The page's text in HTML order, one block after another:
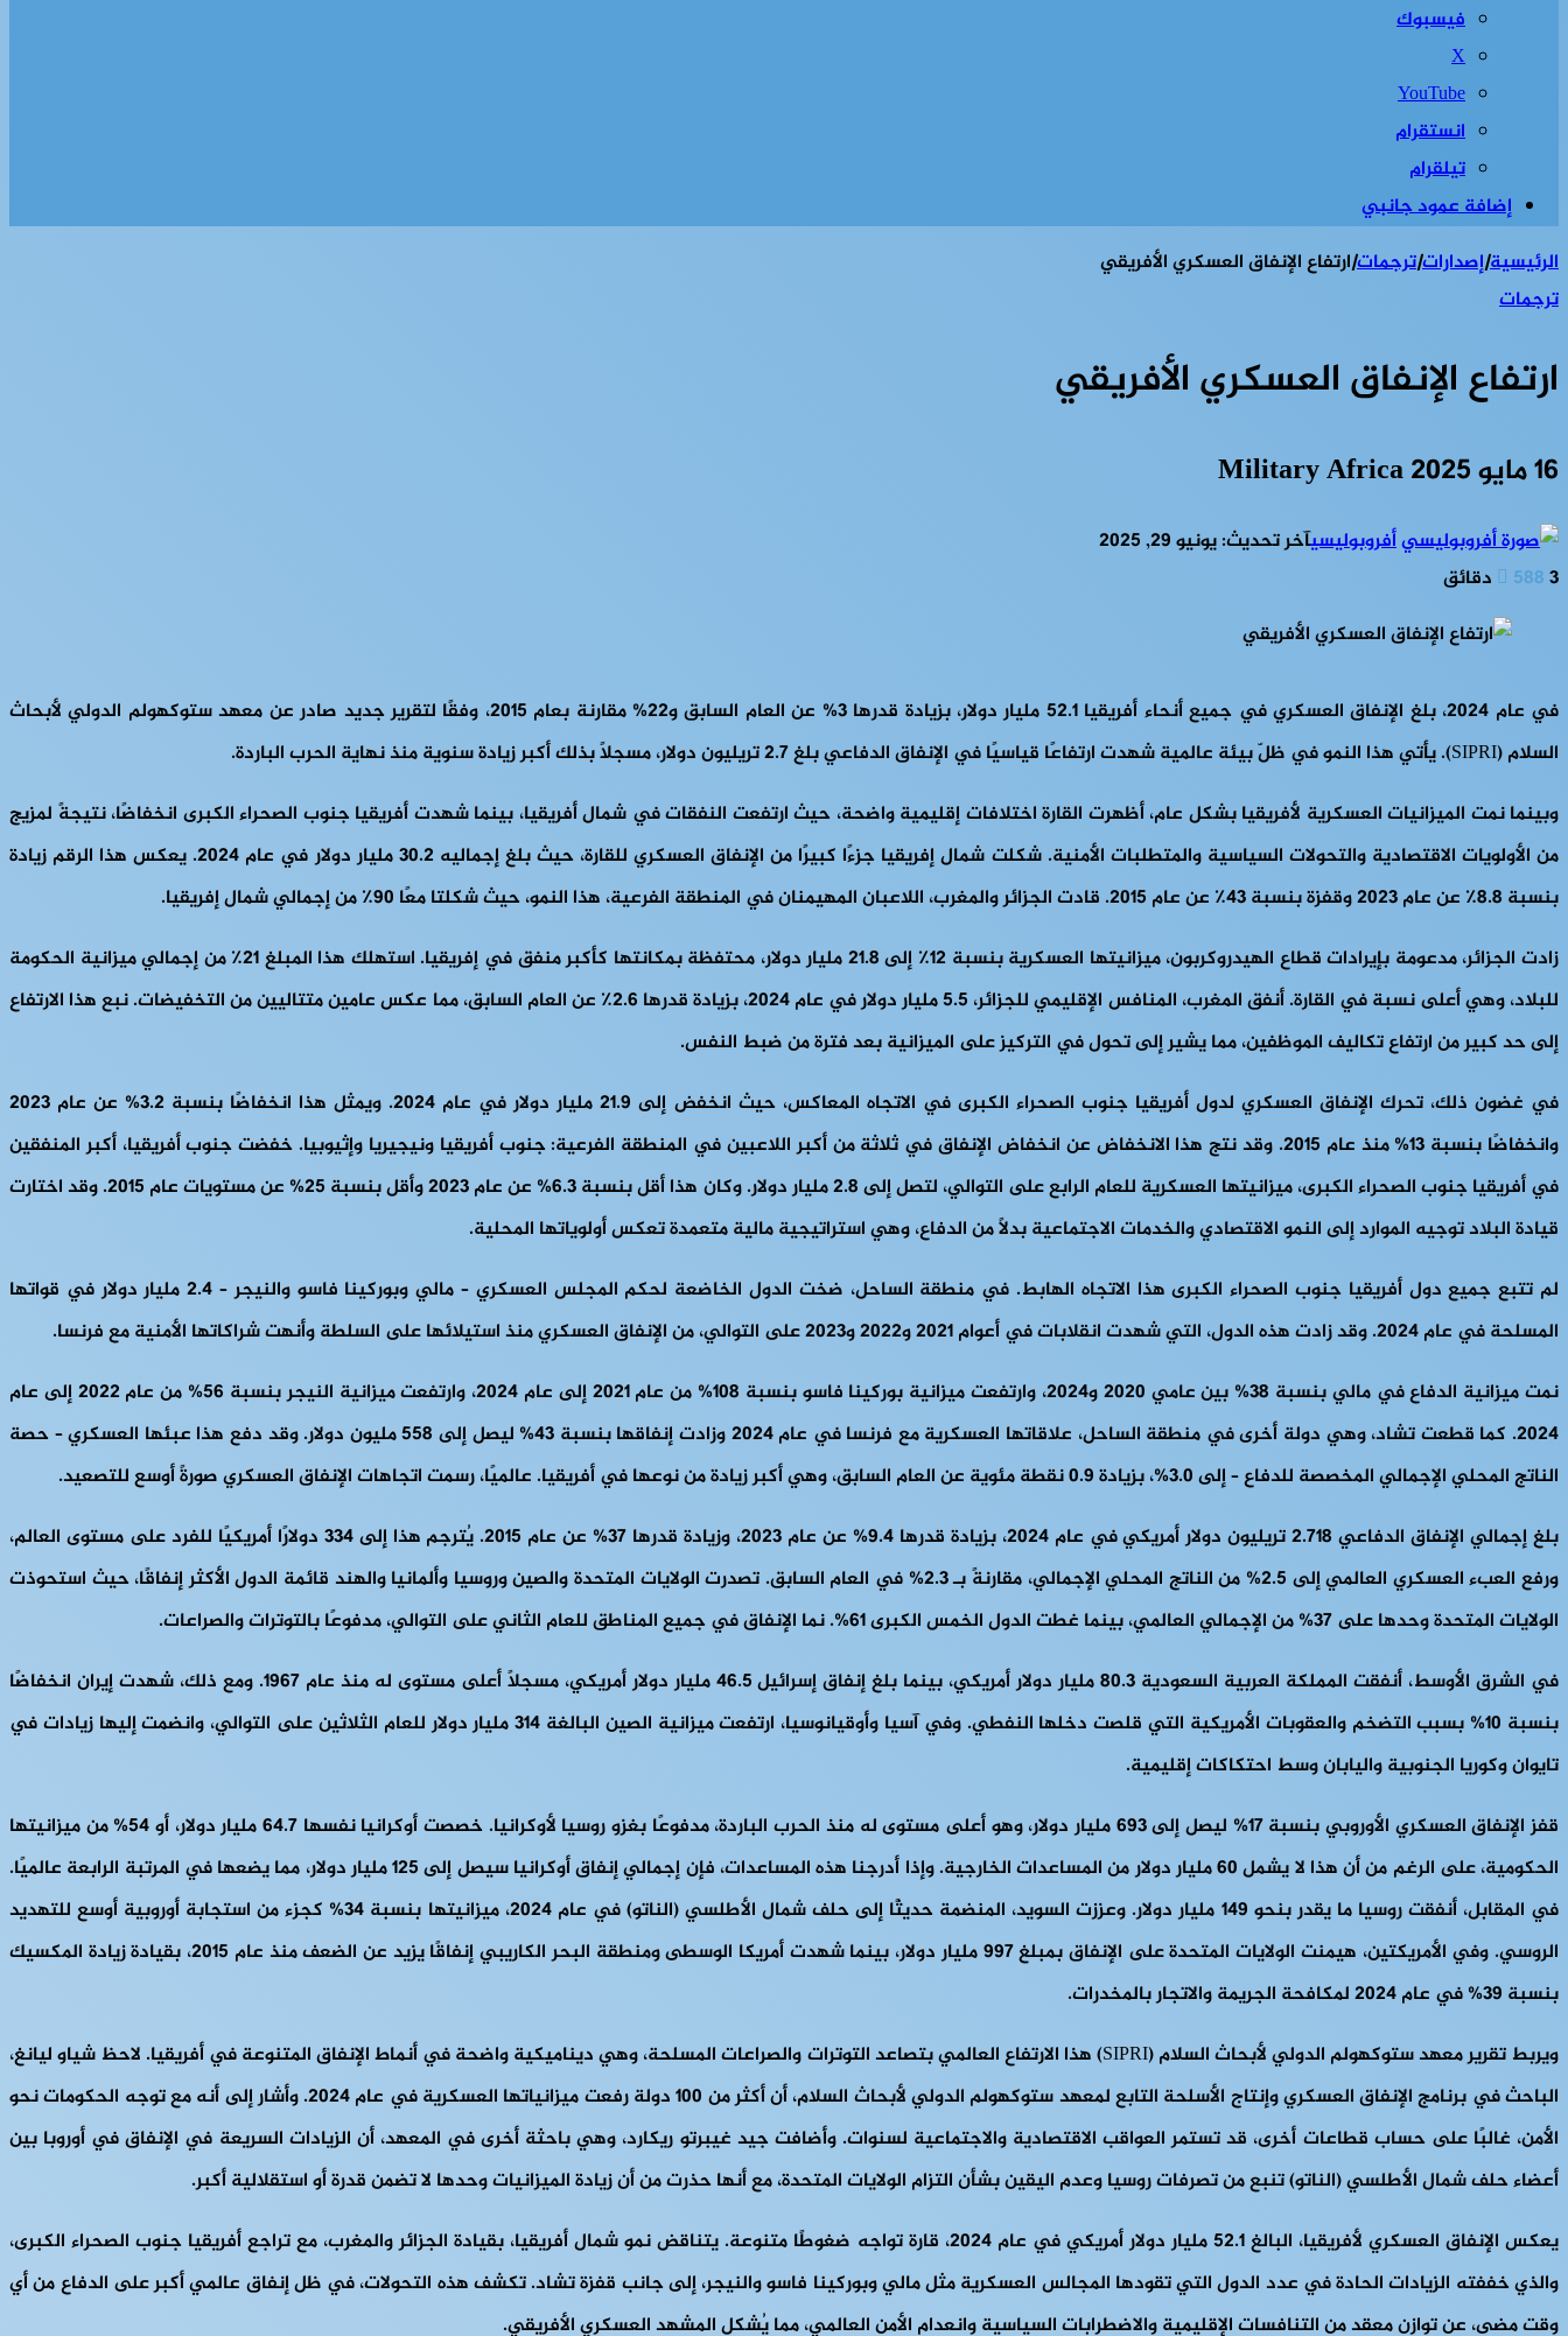
فيسبوك
‫X
‫YouTube
انستقرام
تيلقرام
إضافة عمود جانبي
الرئيسية|إصدارات|ترجمات|ارتفاع الإنفاق العسكري الأفريقي
ترجمات
ارتفاع الإنفاق العسكري الأفريقي
16 مايو 2025 Military Africa
أفروبوليسيآخر تحديث: يونيو 29, 2025
5883 دقائق
في عام 2024، بلغ الإنفاق العسكري في جميع أنحاء أفريقيا 52.1 مليار دولار، بزيادة قدرها 3% عن العام السابق و22% مقارنة بعام 2015، وفقًا لتقرير جديد صادر عن معهد ستوكهولم الدولي لأبحاث
السلام (SIPRI). يأتي هذا النمو في ظلّ بيئة عالمية شهدت ارتفاعًا قياسيًا في الإنفاق الدفاعي بلغ 2.7 تريليون دولار، مسجلاً بذلك أكبر زيادة سنوية منذ نهاية الحرب الباردة.
وبينما نمت الميزانيات العسكرية لأفريقيا بشكل عام، أظهرت القارة اختلافات إقليمية واضحة، حيث ارتفعت النفقات في شمال أفريقيا، بينما شهدت أفريقيا جنوب الصحراء الكبرى انخفاضًا، نتيجةً لمزيج
من الأولويات الاقتصادية والتحولات السياسية والمتطلبات الأمنية. شكلت شمال إفريقيا جزءًا كبيرًا من الإنفاق العسكري للقارة، حيث بلغ إجماليه 30.2 مليار دولار في عام 2024. يعكس هذا الرقم زيادة
بنسبة 8.8٪ عن عام 2023 وقفزة بنسبة 43٪ عن عام 2015. قادت الجزائر والمغرب، اللاعبان المهيمنان في المنطقة الفرعية، هذا النمو، حيث شكلتا معًا 90٪ من إجمالي شمال إفريقيا.
زادت الجزائر، مدعومة بإيرادات قطاع الهيدروكربون، ميزانيتها العسكرية بنسبة 12٪ إلى 21.8 مليار دولار، محتفظة بمكانتها كأكبر منفق في إفريقيا. استهلك هذا المبلغ 21٪ من إجمالي ميزانية الحكومة
للبلاد، وهي أعلى نسبة في القارة. أنفق المغرب، المنافس الإقليمي للجزائر، 5.5 مليار دولار في عام 2024، بزيادة قدرها 2.6٪ عن العام السابق، مما عكس عامين متتاليين من التخفيضات. نبع هذا الارتفاع
إلى حد كبير من ارتفاع تكاليف الموظفين، مما يشير إلى تحول في التركيز على الميزانية بعد فترة من ضبط النفس.
في غضون ذلك، تحرك الإنفاق العسكري لدول أفريقيا جنوب الصحراء الكبرى في الاتجاه المعاكس، حيث انخفض إلى 21.9 مليار دولار في عام 2024. ويمثل هذا انخفاضًا بنسبة 3.2% عن عام 2023
وانخفاضًا بنسبة 13% منذ عام 2015. وقد نتج هذا الانخفاض عن انخفاض الإنفاق في ثلاثة من أكبر اللاعبين في المنطقة الفرعية: جنوب أفريقيا ونيجيريا وإثيوبيا. خفضت جنوب أفريقيا، أكبر المنفقين
في أفريقيا جنوب الصحراء الكبرى، ميزانيتها العسكرية للعام الرابع على التوالي، لتصل إلى 2.8 مليار دولار. وكان هذا أقل بنسبة 6.3% عن عام 2023 وأقل بنسبة 25% عن مستويات عام 2015. وقد اختارت
قيادة البلاد توجيه الموارد إلى النمو الاقتصادي والخدمات الاجتماعية بدلاً من الدفاع، وهي استراتيجية مالية متعمدة تعكس أولوياتها المحلية.
لم تتبع جميع دول أفريقيا جنوب الصحراء الكبرى هذا الاتجاه الهابط. في منطقة الساحل، ضخت الدول الخاضعة لحكم المجلس العسكري – مالي وبوركينا فاسو والنيجر – 2.4 مليار دولار في قواتها
المسلحة في عام 2024. وقد زادت هذه الدول، التي شهدت انقلابات في أعوام 2021 و2022 و2023 على التوالي، من الإنفاق العسكري منذ استيلائها على السلطة وأنهت شراكاتها الأمنية مع فرنسا.
نمت ميزانية الدفاع في مالي بنسبة 38% بين عامي 2020 و2024، وارتفعت ميزانية بوركينا فاسو بنسبة 108% من عام 2021 إلى عام 2024، وارتفعت ميزانية النيجر بنسبة 56% من عام 2022 إلى عام
2024. كما قطعت تشاد، وهي دولة أخرى في منطقة الساحل، علاقاتها العسكرية مع فرنسا في عام 2024 وزادت إنفاقها بنسبة 43% ليصل إلى 558 مليون دولار. وقد دفع هذا عبئها العسكري – حصة
الناتج المحلي الإجمالي المخصصة للدفاع – إلى 3.0%، بزيادة 0.9 نقطة مئوية عن العام السابق، وهي أكبر زيادة من نوعها في أفريقيا. عالميًا، رسمت اتجاهات الإنفاق العسكري صورةً أوسع للتصعيد.
بلغ إجمالي الإنفاق الدفاعي 2.718 تريليون دولار أمريكي في عام 2024، بزيادة قدرها 9.4% عن عام 2023، وزيادة قدرها 37% عن عام 2015. يُترجم هذا إلى 334 دولارًا أمريكيًا للفرد على مستوى العالم،
ورفع العبء العسكري العالمي إلى 2.5% من الناتج المحلي الإجمالي، مقارنةً بـ 2.3% في العام السابق. تصدرت الولايات المتحدة والصين وروسيا وألمانيا والهند قائمة الدول الأكثر إنفاقًا، حيث استحوذت
الولايات المتحدة وحدها على 37% من الإجمالي العالمي، بينما غطت الدول الخمس الكبرى 61%. نما الإنفاق في جميع المناطق للعام الثاني على التوالي، مدفوعًا بالتوترات والصراعات.
في الشرق الأوسط، أنفقت المملكة العربية السعودية 80.3 مليار دولار أمريكي، بينما بلغ إنفاق إسرائيل 46.5 مليار دولار أمريكي، مسجلًا أعلى مستوى له منذ عام 1967. ومع ذلك، شهدت إيران انخفاضًا
بنسبة 10% بسبب التضخم والعقوبات الأمريكية التي قلصت دخلها النفطي. وفي آسيا وأوقيانوسيا، ارتفعت ميزانية الصين البالغة 314 مليار دولار للعام الثلاثين على التوالي، وانضمت إليها زيادات في
تايوان وكوريا الجنوبية واليابان وسط احتكاكات إقليمية.
قفز الإنفاق العسكري الأوروبي بنسبة 17% ليصل إلى 693 مليار دولار، وهو أعلى مستوى له منذ الحرب الباردة، مدفوعًا بغزو روسيا لأوكرانيا. خصصت أوكرانيا نفسها 64.7 مليار دولار، أو 54% من ميزانيتها
الحكومية، على الرغم من أن هذا لا يشمل 60 مليار دولار من المساعدات الخارجية. وإذا أدرجنا هذه المساعدات، فإن إجمالي إنفاق أوكرانيا سيصل إلى 125 مليار دولار، مما يضعها في المرتبة الرابعة عالميًا.
في المقابل، أنفقت روسيا ما يقدر بنحو 149 مليار دولار. وعززت السويد، المنضمة حديثًا إلى حلف شمال الأطلسي (الناتو) في عام 2024، ميزانيتها بنسبة 34% كجزء من استجابة أوروبية أوسع للتهديد
الروسي. وفي الأمريكتين، هيمنت الولايات المتحدة على الإنفاق بمبلغ 997 مليار دولار، بينما شهدت أمريكا الوسطى ومنطقة البحر الكاريبي إنفاقًا يزيد عن الضعف منذ عام 2015، بقيادة زيادة المكسيك
بنسبة 39% في عام 2024 لمكافحة الجريمة والاتجار بالمخدرات.
ويربط تقرير معهد ستوكهولم الدولي لأبحاث السلام (SIPRI) هذا الارتفاع العالمي بتصاعد التوترات والصراعات المسلحة، وهي ديناميكية واضحة في أنماط الإنفاق المتنوعة في أفريقيا. لاحظ شياو ليانغ،
الباحث في برنامج الإنفاق العسكري وإنتاج الأسلحة التابع لمعهد ستوكهولم الدولي لأبحاث السلام، أن أكثر من 100 دولة رفعت ميزانياتها العسكرية في عام 2024. وأشار إلى أنه مع توجه الحكومات نحو
الأمن، غالبًا على حساب قطاعات أخرى، قد تستمر العواقب الاقتصادية والاجتماعية لسنوات. وأضافت جيد غيبرتو ريكارد، وهي باحثة أخرى في المعهد، أن الزيادات السريعة في الإنفاق في أوروبا بين
أعضاء حلف شمال الأطلسي (الناتو) تنبع من تصرفات روسيا وعدم اليقين بشأن التزام الولايات المتحدة، مع أنها حذرت من أن زيادة الميزانيات وحدها لا تضمن قدرة أو استقلالية أكبر.
يعكس الإنفاق العسكري لأفريقيا، البالغ 52.1 مليار دولار أمريكي في عام 2024، قارة تواجه ضغوطًا متنوعة. يتناقض نمو شمال أفريقيا، بقيادة الجزائر والمغرب، مع تراجع أفريقيا جنوب الصحراء الكبرى،
والذي خففته الزيادات الحادة في عدد الدول التي تقودها المجالس العسكرية مثل مالي وبوركينا فاسو والنيجر، إلى جانب قفزة تشاد. تكشف هذه التحولات، في ظل إنفاق عالمي أكبر على الدفاع من أي
وقت مضى، عن توازن معقد من التنافسات الإقليمية والاضطرابات السياسية وانعدام الأمن العالمي، مما يُشكل المشهد العسكري الأفريقي.